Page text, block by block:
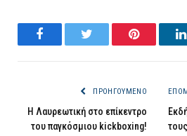
FacebookTwitter Pinterest
ΠΡΟΗΓΟΎΜΕΝΟ
Η Λαυρεωτική στο επίκεντρο
του παγκόσμιου kickboxing!